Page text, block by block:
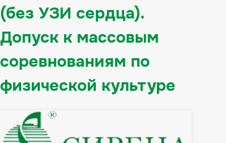
(без УЗИ сердца).
Допуск к массовым
соревнованиям по
физической культуре